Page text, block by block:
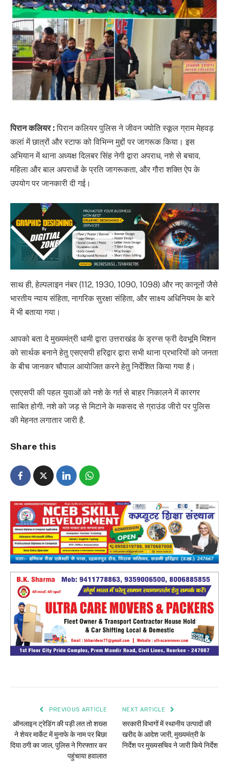
पिरान कलियर :पिरान कलियर पुलिस ने जीवन ज्योति स्कूल ग्राम मेहवड़
कलां में छात्रों और स्टाफ को विभिन्न मुद्दों पर जागरूक किया। इस
अभियान में थाना अध्यक्ष दिलबर सिंह नेगी द्वारा अपराध, नशे से बचाव,
महिला और बाल अपराधों के प्रति जागरूकता, और गौरा शक्ति ऐप के
उपयोग पर जानकारी दी गई।
साथ ही, हेल्पलाइन नंबर (112, 1930, 1090, 1098) और नए कानूनों जैसे
भारतीय न्याय संहिता, नागरिक सुरक्षा संहिता, और साक्ष्य अधिनियम के बारे
में भी बताया गया।
आपको बता दे मुख्यमंत्री धामी द्वारा उत्तराखंड के ड्रग्स फ्री देवभूमि मिशन
को सार्थक बनाने हेतु एसएसपी हरिद्वार द्वारा सभी थाना प्रभारियों को जनता
के बीच जानकर चौपाल आयोजित करने हेतु निर्देशित किया गया है।
एसएसपी की पहल युवाओं को नशे के गर्त से बाहर निकालने में कारगर
साबित होगी. नशे को जड़ से मिटाने के मकसद से ग्राउंड जीरो पर पुलिस
की मेहनत लगातार जारी है.
Share this
PREVIOUS ARTICLE
ऑनलाइन ट्रेडिंग की पड़ी लत तो शख्स
ने शेयर मार्केट में मुनाफे के नाम पर बिछा
दिया ठगी का जाल, पुलिस ने गिरफ्तार कर
पहुंचाया हवालात
NEXT ARTICLE
सरकारी विभागों में स्थानीय उत्पादों की
खरीद के आदेश जारी, मुख्यमंत्री के
निर्देश पर मुख्यसचिव ने जारी किये निर्देश